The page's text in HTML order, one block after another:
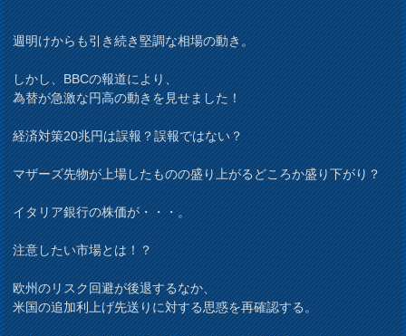
週明けからも引き続き堅調な相場の動き。
しかし、BBCの報道により、
為替が急激な円高の動きを見せました！
経済対策20兆円は誤報？誤報ではない？
マザーズ先物が上場したものの盛り上がるどころか盛り下がり？
イタリア銀行の株価が・・・。
注意したい市場とは！？
欧州のリスク回避が後退するなか、
米国の追加利上げ先送りに対する思惑を再確認する。